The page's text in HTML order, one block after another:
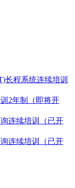
长程系统连续培训
2年制（即将开
连续培训（已开
连续培训（已开